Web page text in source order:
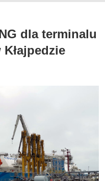
dla terminalu
Kłajpedzie